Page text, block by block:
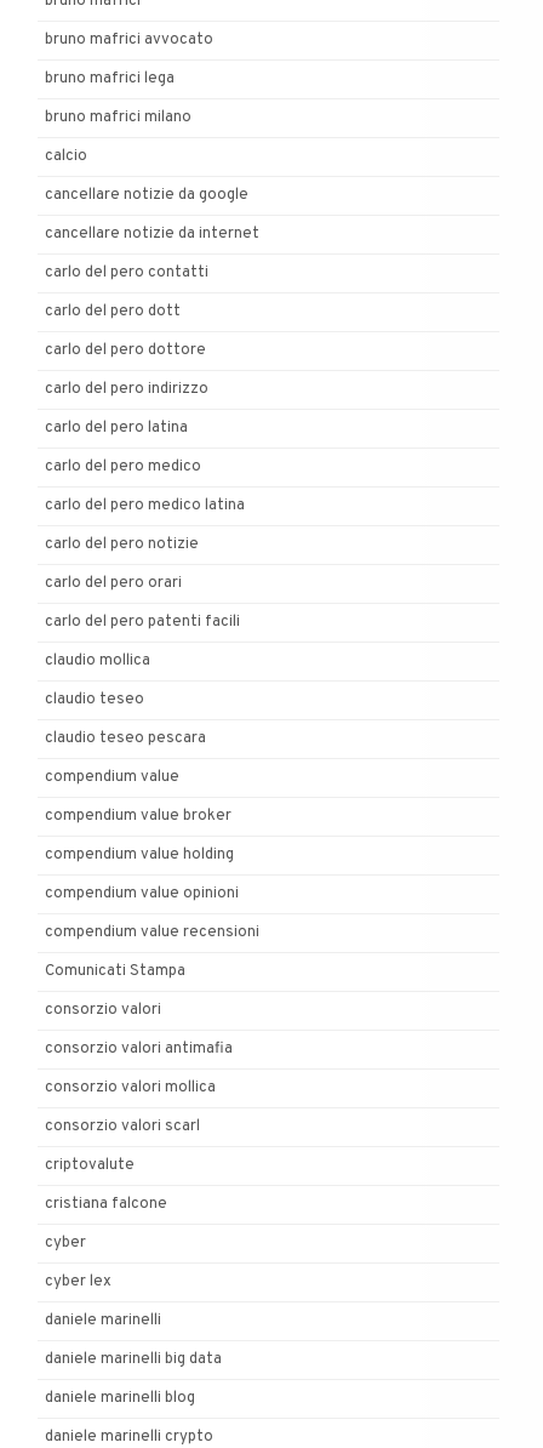
bruno mafrici avvocato
bruno mafrici lega
bruno mafrici milano
calcio
cancellare notizie da google
cancellare notizie da internet
carlo del pero contatti
carlo del pero dott
carlo del pero dottore
carlo del pero indirizzo
carlo del pero latina
carlo del pero medico
carlo del pero medico latina
carlo del pero notizie
carlo del pero orari
carlo del pero patenti facili
claudio mollica
claudio teseo
claudio teseo pescara
compendium value
compendium value broker
compendium value holding
compendium value opinioni
compendium value recensioni
Comunicati Stampa
consorzio valori
consorzio valori antimafia
consorzio valori mollica
consorzio valori scarl
criptovalute
cristiana falcone
cyber
cyber lex
daniele marinelli
daniele marinelli big data
daniele marinelli blog
daniele marinelli crypto